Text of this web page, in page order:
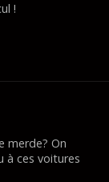
!
merde? On
à ces voitures